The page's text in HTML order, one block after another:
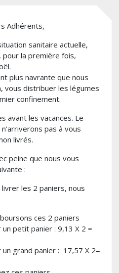
Adhérents,
sanitaire actuelle,
la première fois,
plus navrante que nous
vous distribuer les légumes
confinement.
avant les vacances. Le
pas à vous
livrés.
peine que nous vous
:
livrer les 2 paniers, nous
ces 2 paniers
petit panier : 9,13 X 2 =
grand panier : 17,57 X 2=